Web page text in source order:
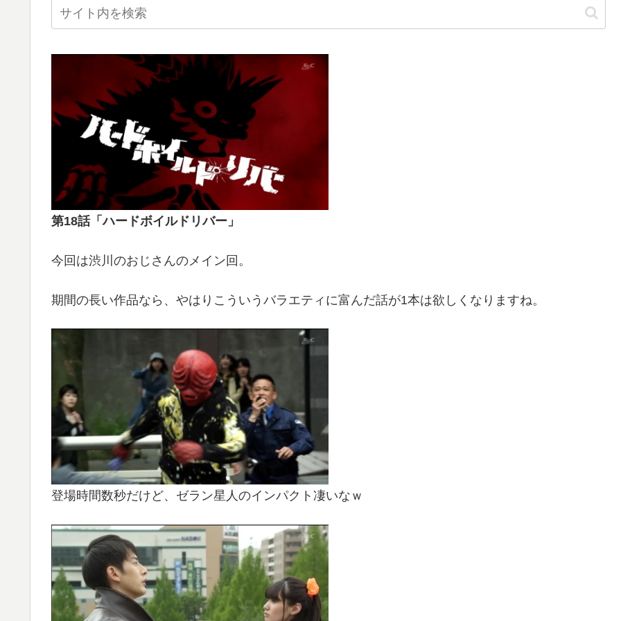
第18話「ハードボイルドリバー」
今回は渋川のおじさんのメイン回。
期間の長い作品なら、やはりこういうバラエティに富んだ話が1本は欲しくなりますね。
登場時間数秒だけど、ゼラン星人のインパクト凄いなｗ